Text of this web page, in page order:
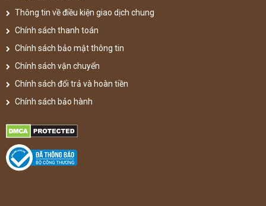
Thông tin về điều kiện giao dịch chung
Chính sách thanh toán
Chính sách bảo mật thông tin
Chính sách vận chuyển
Chính sách đổi trả và hoàn tiền
Chính sách bảo hành